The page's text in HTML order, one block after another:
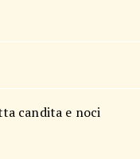
candita e noci